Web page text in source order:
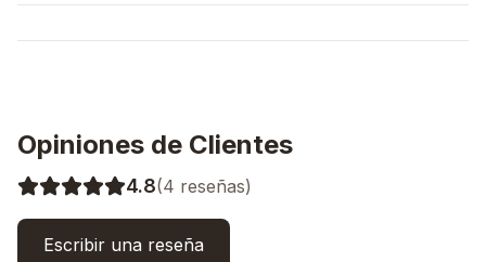
Opiniones de Clientes
4.8(4 reseñas)
Escribir una reseña